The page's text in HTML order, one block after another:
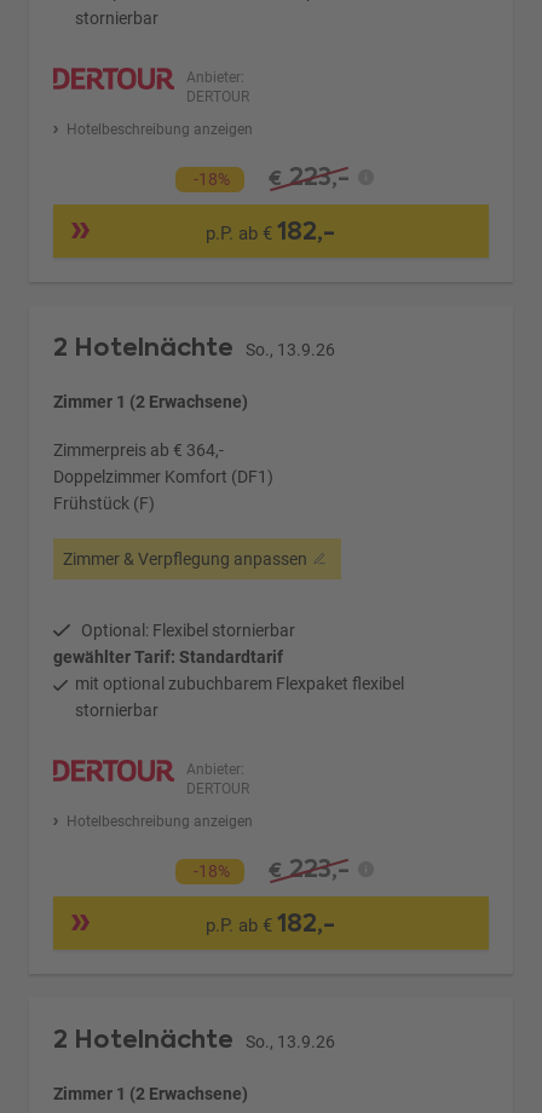
stornierbar
Anbieter:
DERTOUR
Hotelbeschreibung anzeigen
-18% € 223,-
p.P. ab €182,-
2 Hotelnächte So., 13.9.26
Zimmer 1 (2 Erwachsene)
Zimmerpreis ab € 364,-
Doppelzimmer Komfort (DF1)
Frühstück (F)
Zimmer & Verpflegung anpassen
Optional: Flexibel stornierbar
gewählter Tarif: Standardtarif
mit optional zubuchbarem Flexpaket flexibel
stornierbar
Anbieter:
DERTOUR
Hotelbeschreibung anzeigen
-18% € 223,-
p.P. ab €182,-
2 Hotelnächte So., 13.9.26
Zimmer 1 (2 Erwachsene)